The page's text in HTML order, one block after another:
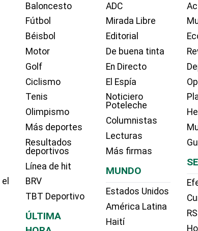
Baloncesto
Fútbol
Béisbol
Motor
Golf
Ciclismo
Tenis
Olimpismo
Más deportes
Resultados
deportivos
Línea de hit
BRV
TBT Deportivo
ÚLTIMA
ADC
Mirada Libre
Editorial
De buena tinta
En Directo
El Espía
Noticiero
Poteleche
Columnistas
Lecturas
Más firmas
MUNDO
Estados Unidos
América Latina
Haití